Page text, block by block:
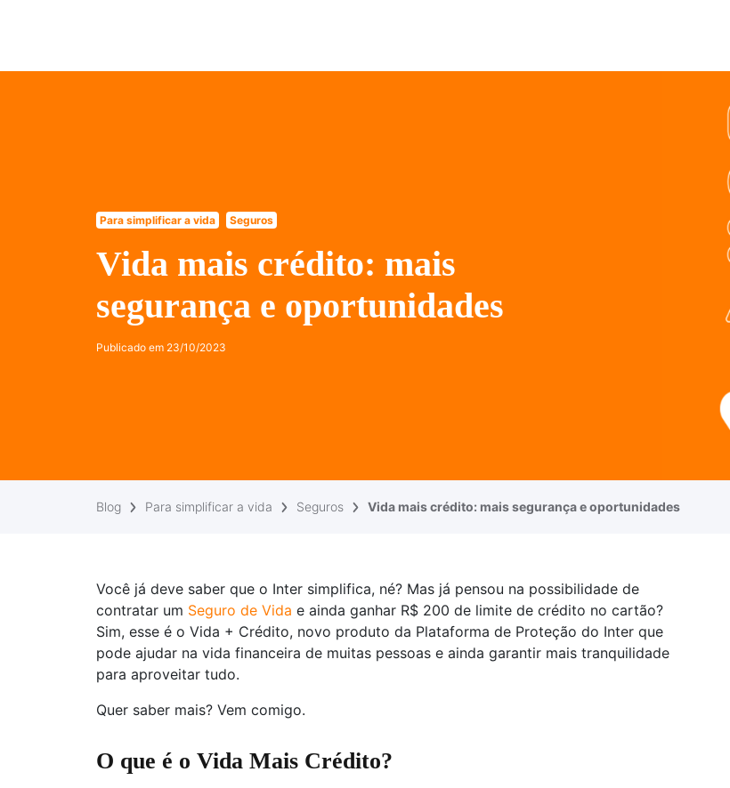
Para simplificar a vida Seguros
Vida mais crédito: mais
segurança e oportunidades
Publicado em 23/10/2023
Blog Para simplificar a vida Seguros Vida mais crédito: mais segurança e oportunidades
Você já deve saber que o Inter simplifica, né? Mas já pensou na possibilidade de
contratar um Seguro de Vida e ainda ganhar R$ 200 de limite de crédito no cartão?
Sim, esse é o Vida + Crédito, novo produto da Plataforma de Proteção do Inter que
pode ajudar na vida financeira de muitas pessoas e ainda garantir mais tranquilidade
para aproveitar tudo.
Quer saber mais? Vem comigo.
O que é o Vida Mais Crédito?